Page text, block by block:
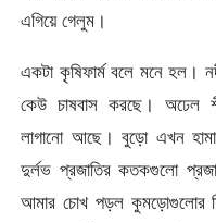
এগিয়ে গেলুম।
একটা কৃষিফার্ম বলে মনে হল।
কেউ চাষবাস করছে। অঢেল
লাগানো আছে। বুড়ো এখন
দুর্লভ প্রজাতির কতকগুলো
আমার চোখ পড়ল কুমড়োগুলোর